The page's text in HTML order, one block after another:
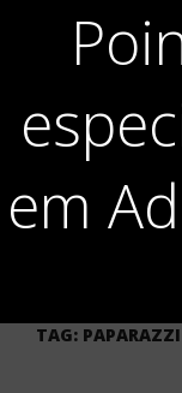
em
TAG: PAPARAZZI